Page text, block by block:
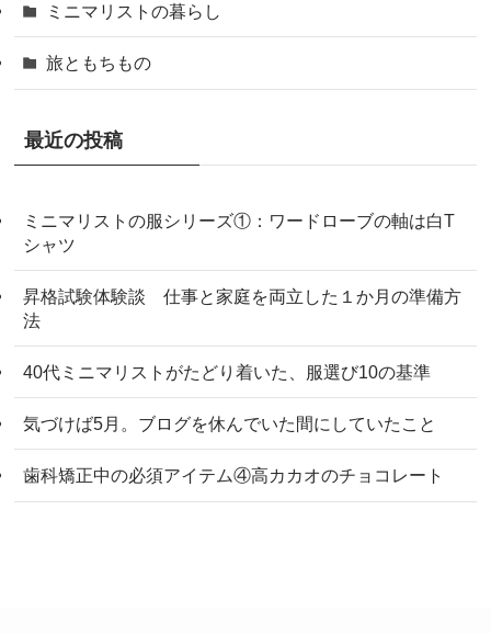
ミニマリストの暮らし
旅ともちもの
最近の投稿
ミニマリストの服シリーズ①：ワードローブの軸は白T
シャツ
昇格試験体験談 仕事と家庭を両立した１か月の準備方
法
40代ミニマリストがたどり着いた、服選び10の基準
気づけば5月。ブログを休んでいた間にしていたこと
歯科矯正中の必須アイテム④高カカオのチョコレート